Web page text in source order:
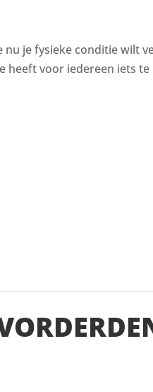
nu je fysieke conditie wilt
heeft voor iedereen iets te